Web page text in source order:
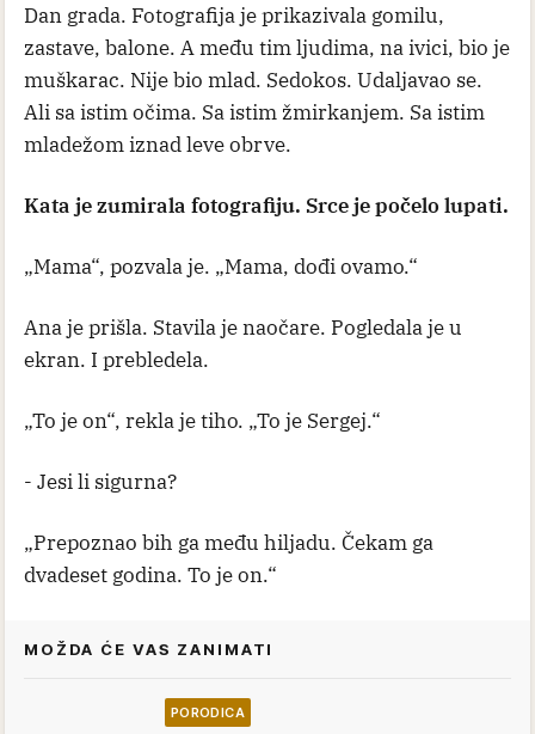
Dan grada. Fotografija je prikazivala gomilu,
zastave, balone. A među tim ljudima, na ivici, bio je
muškarac. Nije bio mlad. Sedokos. Udaljavao se.
Ali sa istim očima. Sa istim žmirkanjem. Sa istim
mladežom iznad leve obrve.
Kata je zumirala fotografiju. Srce je počelo lupati.
„Mama“, pozvala je. „Mama, dođi ovamo.“
Ana je prišla. Stavila je naočare. Pogledala je u
ekran. I prebledela.
„To je on“, rekla je tiho. „To je Sergej.“
- Jesi li sigurna?
„Prepoznao bih ga među hiljadu. Čekam ga
dvadeset godina. To je on.“
MOŽDA ĆE VAS ZANIMATI
PORODICA